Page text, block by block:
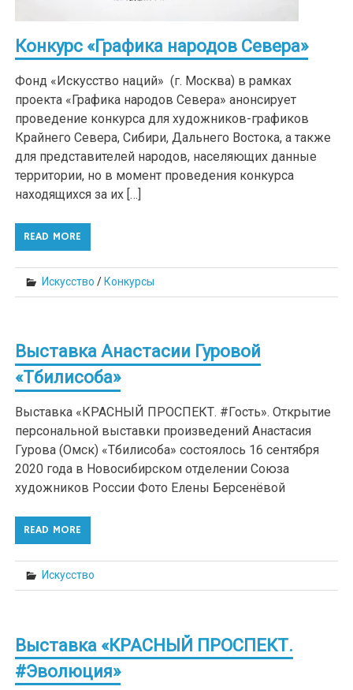
Конкурс «Графика народов Севера»
Фонд «Искусство наций» (г. Москва) в рамках
проекта «Графика народов Севера» анонсирует
проведение конкурса для художников-графиков
Крайнего Севера, Сибири, Дальнего Востока, а также
для представителей народов, населяющих данные
территории, но в момент проведения конкурса
находящихся за их […]
READ MORE
Искусство /Конкурсы
Выставка Анастасии Гуровой
«Тбилисоба»
Выставка «КРАСНЫЙ ПРОСПЕКТ. #Гость». Открытие
персональной выставки произведений Анастасия
Гурова (Омск) «Тбилисоба» состоялось 16 сентября
2020 года в Новосибирском отделении Союза
художников России Фото Елены Берсенёвой
READ MORE
Искусство
Выставка «КРАСНЫЙ ПРОСПЕКТ.
#Эволюция»